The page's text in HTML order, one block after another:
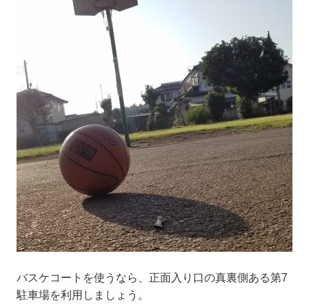
バスケコートを使うなら、正面入り口の真裏側ある第7
駐車場を利用しましょう。